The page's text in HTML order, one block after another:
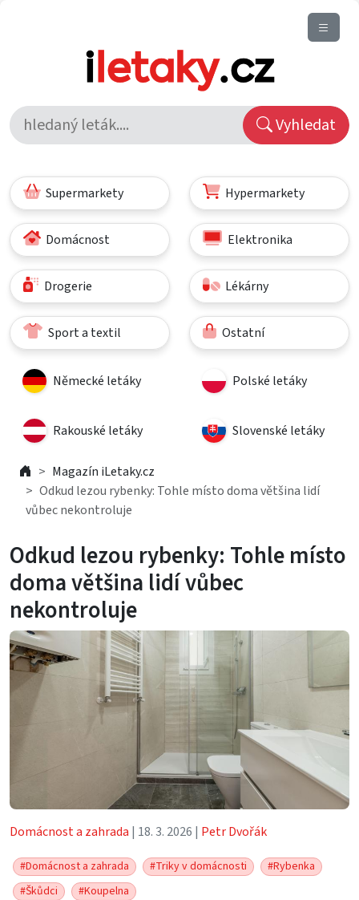
Vyhledat
Supermarkety Hypermarkety
Domácnost Elektronika
Drogerie Lékárny
Sport a textil Ostatní
Německé letáky Polské letáky
Rakouské letáky Slovenské letáky
Magazín iLetaky.cz
Odkud lezou rybenky: Tohle místo doma většina lidí
vůbec nekontroluje
Odkud lezou rybenky: Tohle místo
doma většina lidí vůbec
nekontroluje
Domácnost a zahrada | 18. 3. 2026 | Petr Dvořák
#Domácnost a zahrada #Triky v domácnosti
#Rybenka
#Škůdci
#Koupelna